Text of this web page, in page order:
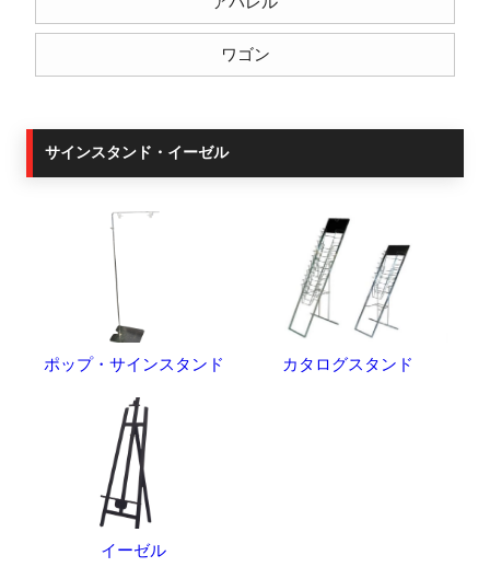
ワゴン
サインスタンド・イーゼル
ポップ・サインスタンド カタログスタンド
イーゼル